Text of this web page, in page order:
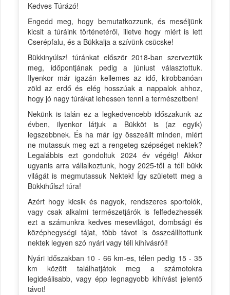
Kedves Túrázó!
Engedd meg, hogy bemutatkozzunk, és meséljünk
kicsit a túráink történetéről, illetve hogy miért is lett
Cserépfalu, és a Bükkalja a szívünk csücske!
Bükkinyúlsz! túránkat először 2018-ban szerveztük
meg, időpontjának pedig a júniust választottuk.
Ilyenkor már igazán kellemes az idő, kirobbanóan
zöld az erdő és elég hosszúak a nappalok ahhoz,
hogy jó nagy túrákat lehessen tenni a természetben!
Nekünk is talán ez a legkedvencebb időszakunk az
évben, ilyenkor látjuk a Bükköt is (az egyik)
legszebbnek. És ha már így összeállt minden, miért
ne mutassuk meg ezt a rengeteg szépséget nektek?
Legalábbis ezt gondoltuk 2024 év végéig! Akkor
ugyanis arra vállalkoztunk, hogy 2025-től a téli bükk
világát is megmutassuk Nektek! Így született meg a
Bükkihűlsz! túra!
Azért hogy kicsik és nagyok, rendszeres sportolók,
vagy csak alkalmi természetjárók is felfedezhessék
ezt a számunkra kedves mesevilágot, dombsági és
középhegységi tájat, több távot is összeállítottunk
nektek legyen szó nyári vagy téli kihívásról!
Nyári időszakban 10 - 66 km-es, télen pedig 15 - 35
km között találhatjátok meg a számotokra
legideálisabb, vagy épp legnagyobb kihívást jelentő
távot!